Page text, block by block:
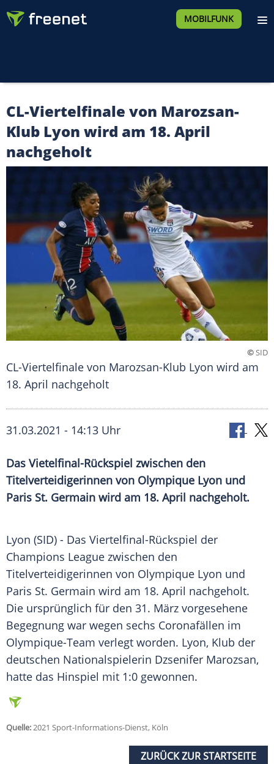
MOBILFUNK
CL-Viertelfinale von Marozsan-
Klub Lyon wird am 18. April
nachgeholt
©SID
CL-Viertelfinale von Marozsan-Klub Lyon wird am
18. April nachgeholt
31.03.2021 - 14:13 Uhr
Das Vietelfinal-Rückspiel zwischen den
Titelverteidigerinnen von Olympique Lyon und
Paris St. Germain wird am 18. April nachgeholt.
Lyon (SID) - Das Viertelfinal-Rückspiel der
Champions League zwischen den
Titelverteidigerinnen von Olympique Lyon und
Paris St. Germain wird am 18. April nachgeholt.
Die ursprünglich für den 31. März vorgesehene
Begegnung war wegen sechs Coronafällen im
Olympique-Team verlegt worden. Lyon, Klub der
deutschen Nationalspielerin Dzsenifer Marozsan,
hatte das Hinspiel mit 1:0 gewonnen.
Quelle:2021 Sport-Informations-Dienst, Köln
ZURÜCK ZUR STARTSEITE